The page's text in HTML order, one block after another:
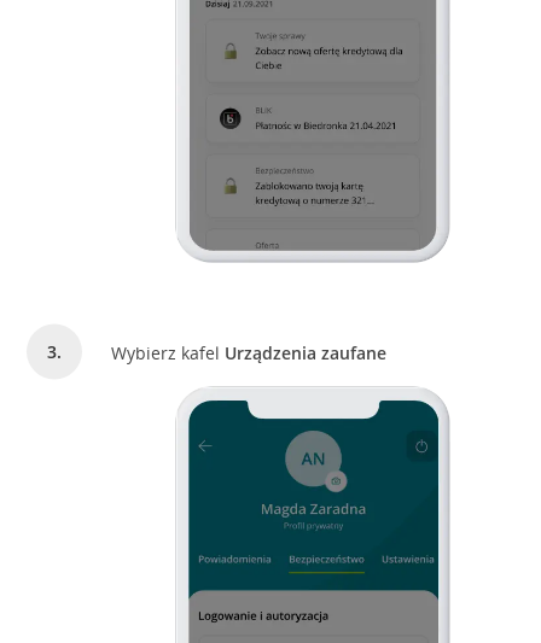
Wybierz kafel Urządzenia zaufane